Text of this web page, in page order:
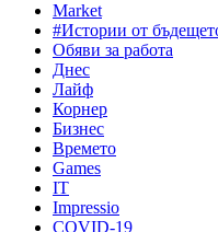
Market
#Истории от
Обяви за работа
Днес
Лайф
Корнер
Бизнес
Времето
Games
IT
Impressio
COVID-19